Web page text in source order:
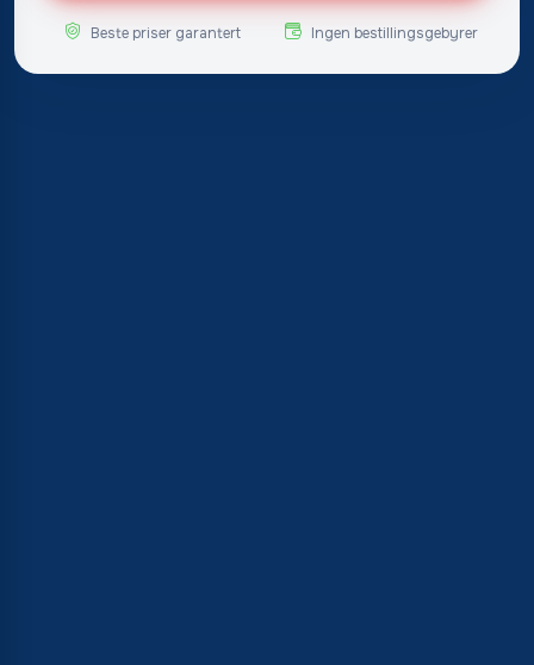
Beste priser garantert Ingen bestillingsgebyrer